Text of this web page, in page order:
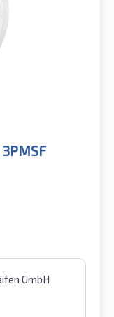
GmbH